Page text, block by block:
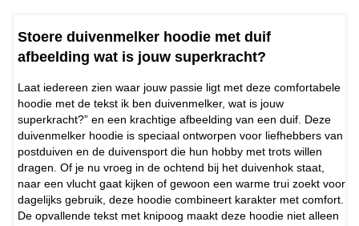
Stoere duivenmelker hoodie met duif
afbeelding wat is jouw superkracht?
Laat iedereen zien waar jouw passie ligt met deze comfortabele
hoodie met de tekst ik ben duivenmelker, wat is jouw
superkracht?” en een krachtige afbeelding van een duif. Deze
duivenmelker hoodie is speciaal ontworpen voor liefhebbers van
postduiven en de duivensport die hun hobby met trots willen
dragen. Of je nu vroeg in de ochtend bij het duivenhok staat,
naar een vlucht gaat kijken of gewoon een warme trui zoekt voor
dagelijks gebruik, deze hoodie combineert karakter met comfort.
De opvallende tekst met knipoog maakt deze hoodie niet alleen